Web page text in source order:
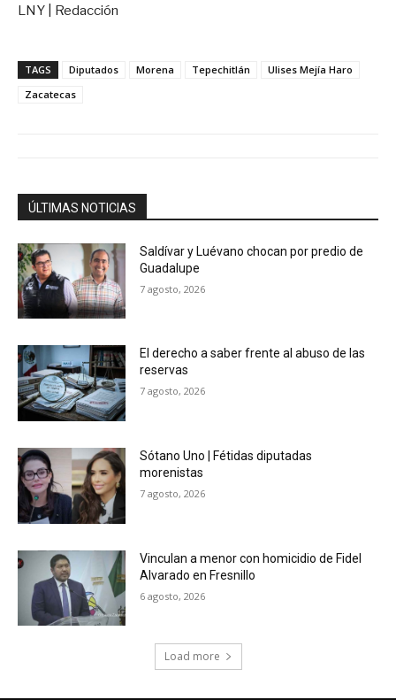
LNY | Redacción
TAGS Diputados Morena Tepechitlán
Ulises Mejía Haro
Zacatecas
ÚLTIMAS NOTICIAS
Saldívar y Luévano chocan por predio de
Guadalupe
7 agosto, 2026
El derecho a saber frente al abuso de las
reservas
7 agosto, 2026
Sótano Uno | Fétidas diputadas
morenistas
7 agosto, 2026
Vinculan a menor con homicidio de Fidel
Alvarado en Fresnillo
6 agosto, 2026
Load more